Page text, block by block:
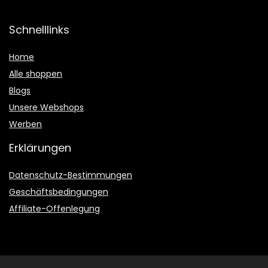
Schnelllinks
Home
Alle shoppen
Blogs
Unsere Webshops
Werben
Erklärungen
Datenschutz-Bestimmungen
Geschäftsbedingungen
Affiliate-Offenlegung